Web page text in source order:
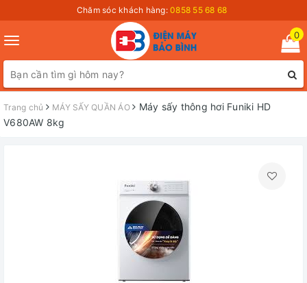
Chăm sóc khách hàng: 0858 55 68 68
Toggle
navigation
0
Trang chủ MÁY SẤY QUẦN ÁO
Máy sấy thông hơi Funiki HD
V680AW 8kg